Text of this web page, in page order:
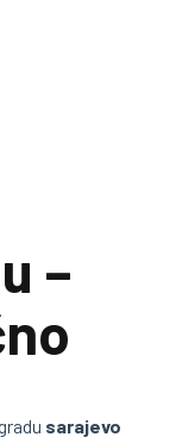
–
sarajevo